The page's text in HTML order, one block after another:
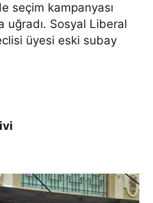
seçim kampanyası
uğradı. Sosyal Liberal
üyesi eski subay